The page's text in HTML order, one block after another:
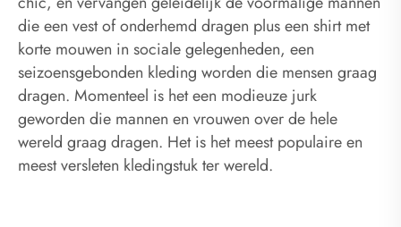
die een vest of onderhemd dragen plus een shirt met
korte mouwen in sociale gelegenheden, een
seizoensgebonden kleding worden die mensen graag
dragen. Momenteel is het een modieuze jurk
geworden die mannen en vrouwen over de hele
wereld graag dragen. Het is het meest populaire en
meest versleten kledingstuk ter wereld.